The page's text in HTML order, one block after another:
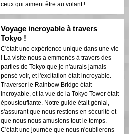
ceux qui aiment être au volant !
Voyage incroyable à travers
Tokyo !
C'était une expérience unique dans une vie
! La visite nous a emmenés à travers des
parties de Tokyo que je n'aurais jamais
pensé voir, et l'excitation était incroyable.
Traverser le Rainbow Bridge était
incroyable, et la vue de la Tokyo Tower était
époustouflante. Notre guide était génial,
s'assurant que nous restions en sécurité et
que nous nous amusions tout le temps.
C'était une journée que nous n'oublierons